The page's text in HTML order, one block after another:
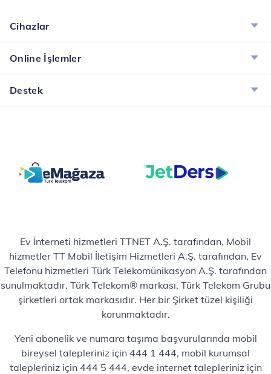
Cihazlar
Online İşlemler
Destek
Ev İnterneti hizmetleri TTNET A.Ş. tarafından, Mobil
hizmetler TT Mobil İletişim Hizmetleri A.Ş. tarafından, Ev
Telefonu hizmetleri Türk Telekomünikasyon A.Ş. tarafından
sunulmaktadır. Türk Telekom® markası, Türk Telekom Grubu
şirketleri ortak markasıdır. Her bir Şirket tüzel kişiliği
korunmaktadır.
Yeni abonelik ve numara taşıma başvurularında mobil
bireysel talepleriniz için 444 1 444, mobil kurumsal
talepleriniz için 444 5 444, evde internet talepleriniz için